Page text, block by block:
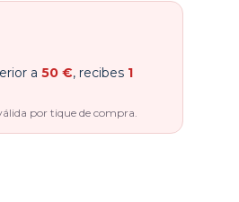
a 50 €, recibes 1
por tique de compra.